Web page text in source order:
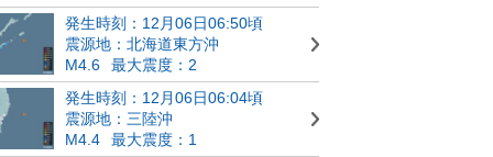
発生時刻：12月06日06:50頃
震源地：北海道東方沖
M4.6
最大震度：2
発生時刻：12月06日06:04頃
震源地：三陸沖
M4.4
最大震度：1